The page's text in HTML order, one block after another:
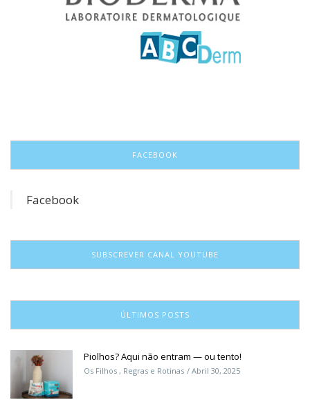
FACEBOOK
Facebook
SUBSCREVER CANAL YOUTUBE
ÚLTIMOS POSTS
Piolhos? Aqui não entram — ou tento!
Os Filhos , Regras e Rotinas Abril 30, 2025